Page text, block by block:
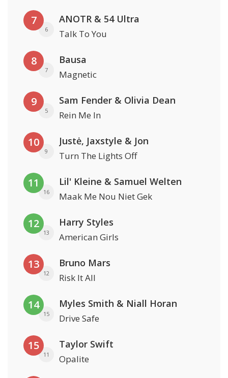
7
6
ANOTR & 54 Ultra
Talk To You
8
7
Bausa
Magnetic
9
5
Sam Fender & Olivia Dean
Rein Me In
10
9
Justė, Jaxstyle & Jon
Turn The Lights Off
11
16
Lil' Kleine & Samuel Welten
Maak Me Nou Niet Gek
12
13
Harry Styles
American Girls
13
12
Bruno Mars
Risk It All
14
15
Myles Smith & Niall Horan
Drive Safe
15
11
Taylor Swift
Opalite